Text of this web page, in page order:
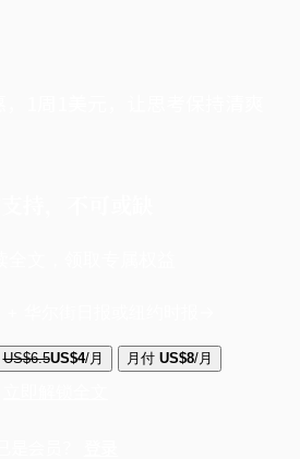
US$6.5US$4/月 月付 US$8/月